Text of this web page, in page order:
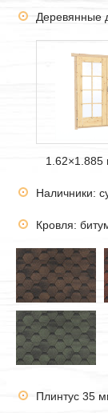
Деревянные
1.62×1.885
Наличники:
Кровля:
Плинтус 35